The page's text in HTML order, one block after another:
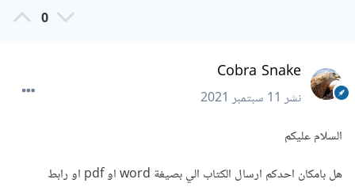
0
Cobra Snake
نشر11 سبتمبر 2021
السلام عليكم
هل بامكان احدكم ارسال الكتاب الي بصيغة word او pdf او رابط